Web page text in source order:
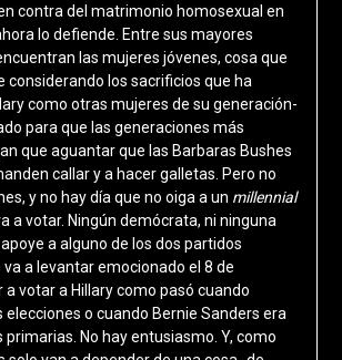
contra del matrimonio homosexual en
lo defiende. Entre sus mayores
las mujeres jóvenes, cosa que
considerando los sacrificios que ha
como otras mujeres de su generación-
para que las generaciones más
que aguantar que las Barbaras Bushes
callar y a hacer galletas. Pero no
y no hay día que no oiga a un millennial
a votar. Ningún demócrata, ni ninguna
a alguno de los dos partidos
a levantar emocionado el 8 de
a votar a Hillary como pasó cuando
elecciones o cuando Bernie Sanders era
primarias. No hay entusiasmo. Y, como